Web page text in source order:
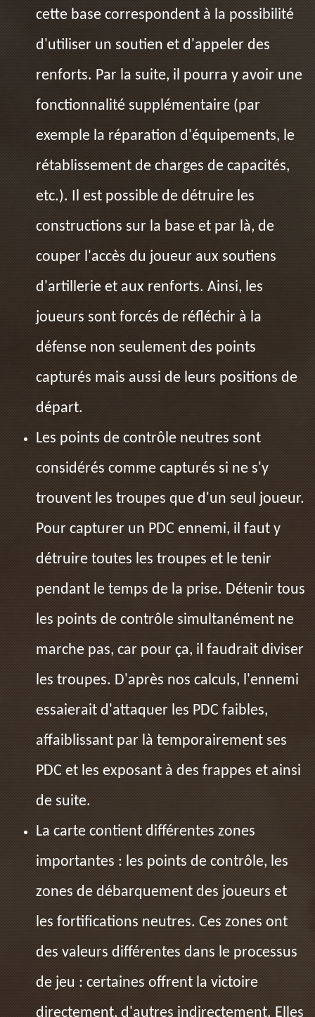
cette base correspondent à la possibilité
d'utiliser un soutien et d'appeler des
renforts. Par la suite, il pourra y avoir une
fonctionnalité supplémentaire (par
exemple la réparation d'équipements, le
rétablissement de charges de capacités,
etc.). Il est possible de détruire les
constructions sur la base et par là, de
couper l'accès du joueur aux soutiens
d'artillerie et aux renforts. Ainsi, les
joueurs sont forcés de réfléchir à la
défense non seulement des points
capturés mais aussi de leurs positions de
départ.
Les points de contrôle neutres sont
considérés comme capturés si ne s'y
trouvent les troupes que d'un seul joueur.
Pour capturer un PDC ennemi, il faut y
détruire toutes les troupes et le tenir
pendant le temps de la prise. Détenir tous
les points de contrôle simultanément ne
marche pas, car pour ça, il faudrait diviser
les troupes. D'après nos calculs, l'ennemi
essaierait d'attaquer les PDC faibles,
affaiblissant par là temporairement ses
PDC et les exposant à des frappes et ainsi
de suite.
La carte contient différentes zones
importantes : les points de contrôle, les
zones de débarquement des joueurs et
les fortifications neutres. Ces zones ont
des valeurs différentes dans le processus
de jeu : certaines offrent la victoire
directement, d'autres indirectement. Elles